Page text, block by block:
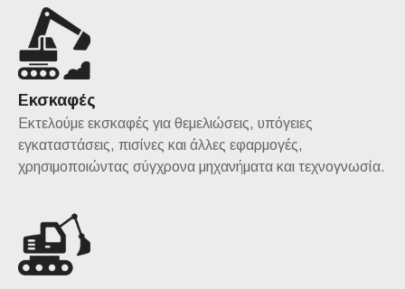
Εκσκαφές
Εκτελούμε εκσκαφές για θεμελιώσεις, υπόγειες
εγκαταστάσεις, πισίνες και άλλες εφαρμογές,
χρησιμοποιώντας σύγχρονα μηχανήματα και τεχνογνωσία.